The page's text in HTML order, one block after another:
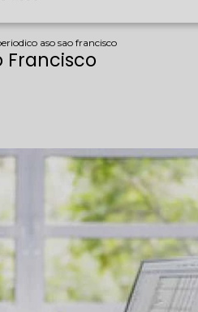
aso sao francisco
Francisco